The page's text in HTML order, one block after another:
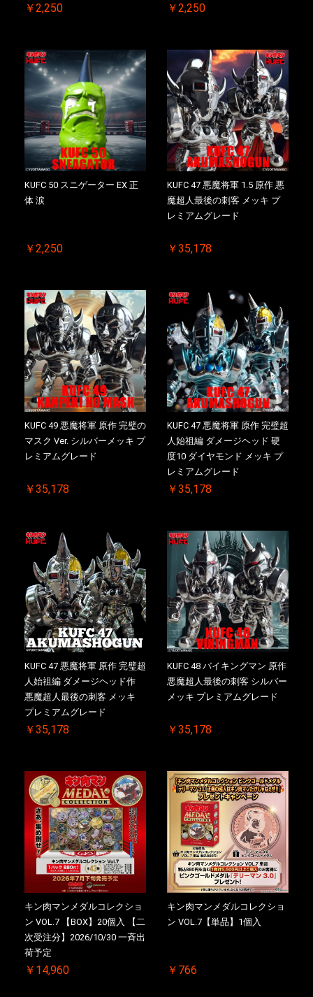
カートへ進む
￥2,250 ￥2,250
KUFC 50 スニゲーター EX 正
体 涙
￥2,250
KUFC 47 悪魔将軍 1.5 原作 悪
魔超人最後の刺客 メッキ プ
レミアムグレード
￥35,178
KUFC 49 悪魔将軍 原作 完璧の
マスク Ver. シルバーメッキ プ
レミアムグレード
￥35,178
KUFC 47 悪魔将軍 原作 完璧超
人始祖編 ダメージヘッド 硬
度10 ダイヤモンド メッキ プ
レミアムグレード
￥35,178
KUFC 47 悪魔将軍 原作 完璧超
人始祖編 ダメージヘッド作
悪魔超人最後の刺客 メッキ
プレミアムグレード
￥35,178
KUFC 48 バイキングマン 原作
悪魔超人最後の刺客 シルバー
メッキ プレミアムグレード
￥35,178
キン肉マンメダルコレクショ
ン VOL.7 【BOX】20個入 【二
次受注分】2026/10/30 一斉出
荷予定
￥14,960
キン肉マンメダルコレクショ
ン VOL.7【単品】1個入
￥766